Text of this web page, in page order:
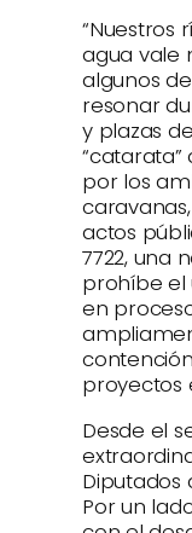
“Nuestros
agua vale
algunos
resonar
y plazas
por los
actos
7722, una
prohíbe el
en
proyectos
Desde el
Diputados
Por un